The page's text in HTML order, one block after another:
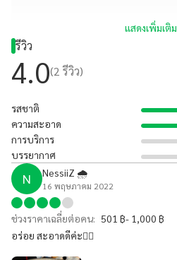
แสดงเพิ่มเติม
รีวิว
4.0(2 รีวิว)
รสชาติ
ความสะอาด
การบริการ
บรรยากาศ
N NessiiZ 🌧
16 พฤษภาคม 2022
ช่วงราคาเฉลี่ยต่อคน: 501 ฿- 1,000 ฿
อร่อย สะอาดดีค่ะ👍🏻